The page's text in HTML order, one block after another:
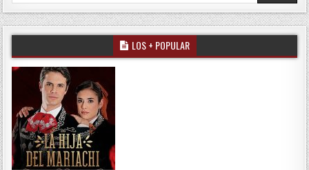
LOS + POPULAR